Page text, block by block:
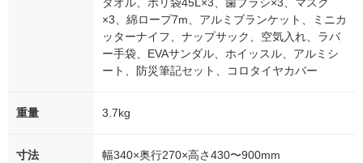
タオル、ポリ袋45L×3、歯ブラシ×3、マスク
×3、綿ロープ7m、アルミブランケット、ミニカ
ッターナイフ、ナップサック、空気入れ、ラバ
ー手袋、EVAサンダル、ホイッスル、アルミシ
ート、防災筆記セット、コロタイヤカバー
重量 3.7kg
寸法 幅340×奥行270×高さ430〜900mm